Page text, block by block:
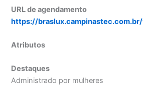
URL de agendamento
https://
Atributos
Destaques
Administrado por mulheres